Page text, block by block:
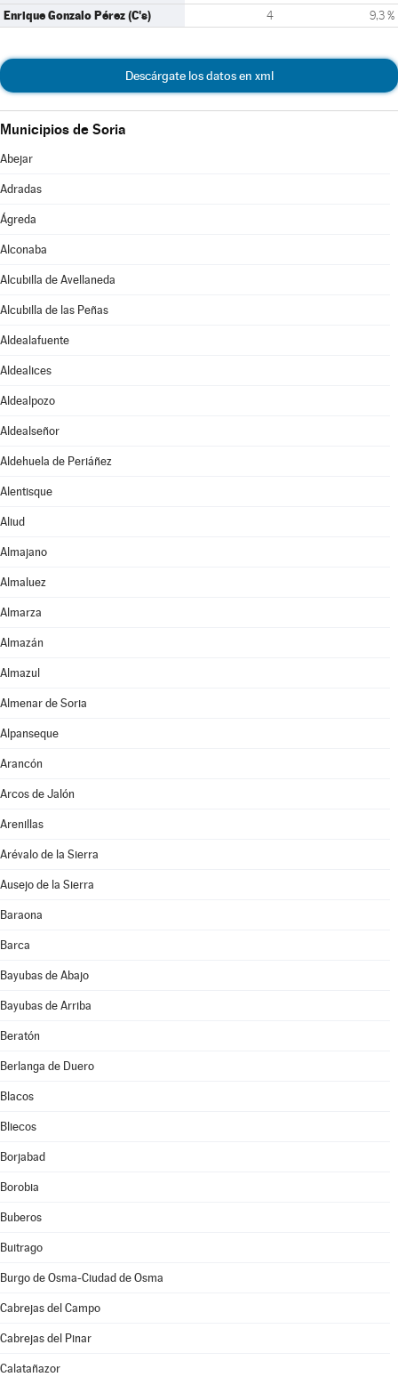
Enrique Gonzalo Pérez (C's) 4 9,3 %
Descárgate los datos en xml
Municipios de Soria
Abejar
Adradas
Ágreda
Alconaba
Alcubilla de Avellaneda
Alcubilla de las Peñas
Aldealafuente
Aldealices
Aldealpozo
Aldealseñor
Aldehuela de Periáñez
Alentisque
Aliud
Almajano
Almaluez
Almarza
Almazán
Almazul
Almenar de Soria
Alpanseque
Arancón
Arcos de Jalón
Arenillas
Arévalo de la Sierra
Ausejo de la Sierra
Baraona
Barca
Bayubas de Abajo
Bayubas de Arriba
Beratón
Berlanga de Duero
Blacos
Bliecos
Borjabad
Borobia
Buberos
Buitrago
Burgo de Osma-Ciudad de Osma
Cabrejas del Campo
Cabrejas del Pinar
Calatañazor